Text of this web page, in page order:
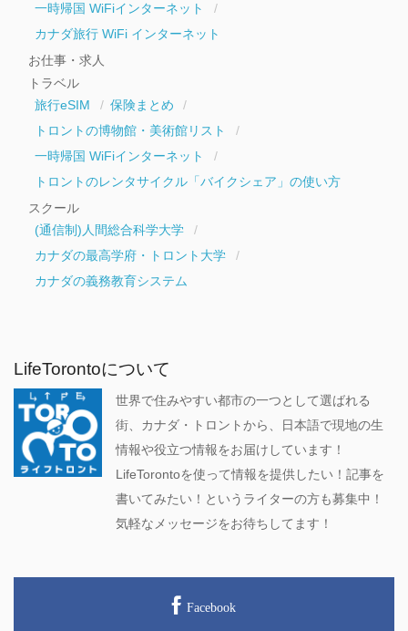
一時帰国 WiFiインターネット
カナダ旅行 WiFi インターネット
お仕事・求人
トラベル
旅行eSIM
保険まとめ
トロントの博物館・美術館リスト
一時帰国 WiFiインターネット
トロントのレンタサイクル「バイクシェア」の使い方
スクール
(通信制)人間総合科学大学
カナダの最高学府・トロント大学
カナダの義務教育システム
LifeTorontoについて
世界で住みやすい都市の一つとして選ばれる
街、カナダ・トロントから、日本語で現地の生
情報や役立つ情報をお届けしています！
LifeTorontoを使って情報を提供したい！記事を
書いてみたい！というライターの方も募集中！
気軽なメッセージをお待ちしてます！
Facebook